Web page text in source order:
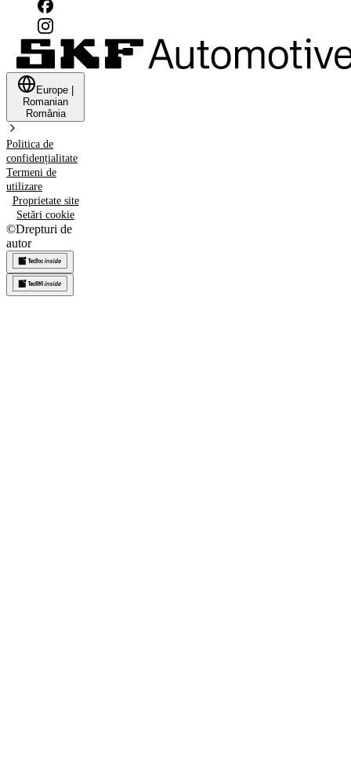
Europe
Romanian
România
Politica de
confidențialitate
Termeni de
utilizare
Proprietate site
Setări cookie
©Drepturi de
autor